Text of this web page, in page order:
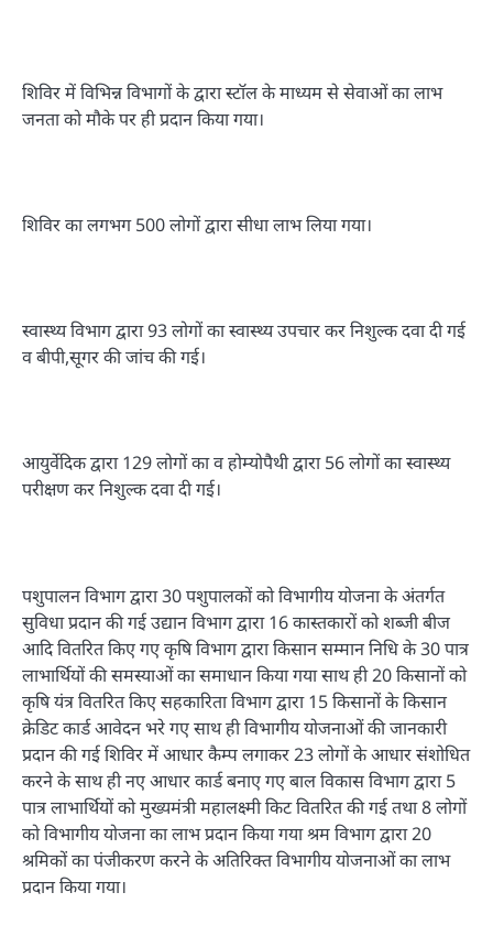
शिविर में विभिन्न विभागों के द्वारा स्टॉल के माध्यम से सेवाओं का लाभ
जनता को मौके पर ही प्रदान किया गया।
शिविर का लगभग 500 लोगों द्वारा सीधा लाभ लिया गया।
स्वास्थ्य विभाग द्वारा 93 लोगों का स्वास्थ्य उपचार कर निशुल्क दवा दी गई
व बीपी,सूगर की जांच की गई।
आयुर्वेदिक द्वारा 129 लोगों का व होम्योपैथी द्वारा 56 लोगों का स्वास्थ्य
परीक्षण कर निशुल्क दवा दी गई।
पशुपालन विभाग द्वारा 30 पशुपालकों को विभागीय योजना के अंतर्गत
सुविधा प्रदान की गई उद्यान विभाग द्वारा 16 कास्तकारों को शब्जी बीज
आदि वितरित किए गए कृषि विभाग द्वारा किसान सम्मान निधि के 30 पात्र
लाभार्थियों की समस्याओं का समाधान किया गया साथ ही 20 किसानों को
कृषि यंत्र वितरित किए सहकारिता विभाग द्वारा 15 किसानों के किसान
क्रेडिट कार्ड आवेदन भरे गए साथ ही विभागीय योजनाओं की जानकारी
प्रदान की गई शिविर में आधार कैम्प लगाकर 23 लोगों के आधार संशोधित
करने के साथ ही नए आधार कार्ड बनाए गए बाल विकास विभाग द्वारा 5
पात्र लाभार्थियों को मुख्यमंत्री महालक्ष्मी किट वितरित की गई तथा 8 लोगों
को विभागीय योजना का लाभ प्रदान किया गया श्रम विभाग द्वारा 20
श्रमिकों का पंजीकरण करने के अतिरिक्त विभागीय योजनाओं का लाभ
प्रदान किया गया।